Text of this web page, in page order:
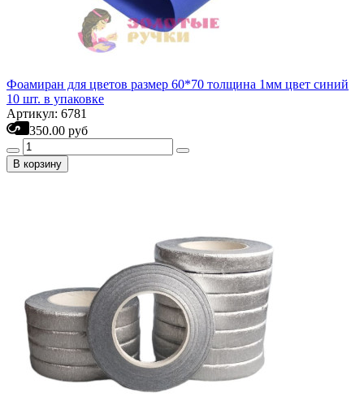
Фоамиран для цветов размер 60*70 толщина 1мм цвет синий
10 шт. в упаковке
Артикул: 6781
350.00 руб
В корзину